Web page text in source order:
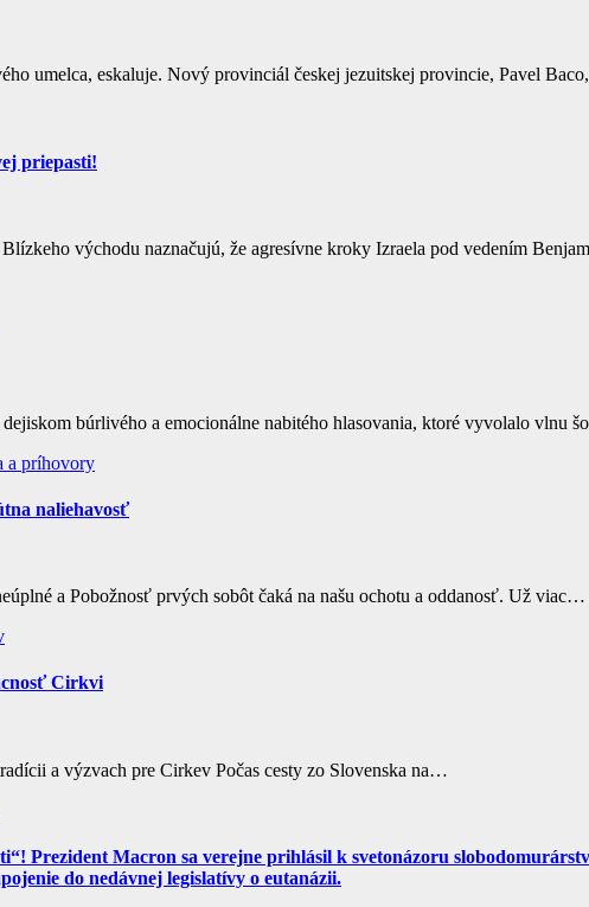
umelca, eskaluje. Nový provinciál českej jezuitskej provincie, Pavel
priepasti!
východu naznačujú, že agresívne kroky Izraela pod vedením
búrlivého a emocionálne nabitého hlasovania, ktoré vyvolalo vlnu
a príhovory
naliehavosť
a Pobožnosť prvých sobôt čaká na našu ochotu a oddanosť. Už viac…
Cirkvi
a výzvach pre Cirkev Počas cesty zo Slovenska na…
Prezident Macron sa verejne prihlásil k svetonázoru
do nedávnej legislatívy o eutanázii.